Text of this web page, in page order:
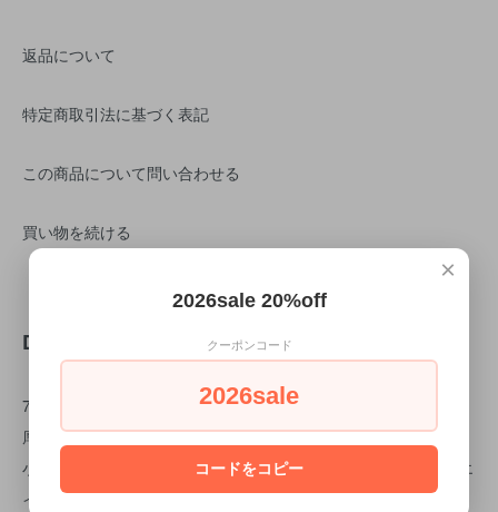
返品について
特定商取引法に基づく表記
この商品について問い合わせる
買い物を続ける
DETAIL
7㎝×7㎝ 高さ1㎝
厚みのある高級感溢れるガラスプレート。
小菓子やスイーツを美しく盛り付けるだけでなく、ペーパーウエ
イトとしても活躍します！
×
2026sale 20%off
クーポンコード
2026sale
コードをコピー